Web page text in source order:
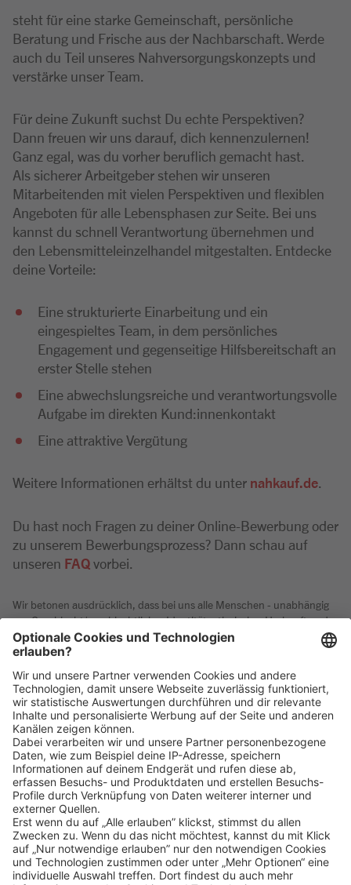
steht für eine starke Gemeinschaft, persönliche
Beratung und Frische aus der Nachbarschaft. Werde
auch du Teil unseres Nahversorgungskonzepts und
verstärke unser Team.
Für deine Zukunft suchst Du echte Perspektiven?
Dann freuen wir uns darauf, dich kennenzulernen!
Ganz egal, was du vorher beruflich gemacht hast.
Als sicherer Arbeitgeber stehen wir unseren
Mitarbeitenden mit vielen Perspektiven und flexiblen
Angeboten für alle Lebensphasen zur Seite. Bei uns
kannst du schnell Verantwortung übernehmen und
den Lebensmitteleinzelhandel mitgestalten. Entdecke
deine Vorteile:
Eine strukturierte Einarbeitung und ein
eingespieltes Team, in dem persönliches
Engagement und gegenseitige Hilfsbereitschaft an
erster Stelle stehen
Eine abwechslungsreiche und verantwortungsvolle
Aufgabe im direkten Kund:innenkontakt
Eine attraktive Vergütung
Weitere Informationen erhältst du unter nahkauf.de
Du hast noch Fragen zu deiner Online-Bewerbung oder
zu unserem Bewerbungsprozess? Dann schau auf
unseren FAQvorbei.
Wir betonen ausdrücklich, dass bei uns alle Menschen - unabhängig
von Geschlecht/geschlechtlicher Identität, ethnischer Herkunft und
Nationalität, sozialer Herkunft, Religion/Weltanschauung,
körperlichen und geistigen Fähigkeiten, Alter sowie sexueller
willkommen sind.
Klickehier, um alle offenen Jobs zu sehen.
Impressum Datenschutz Privatsphäre-Einstellungen